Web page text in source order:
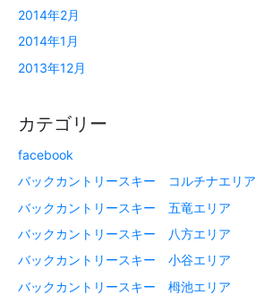
2014年2月
2014年1月
2013年12月
カテゴリー
facebook
バックカントリースキー コルチナエリア
バックカントリースキー 五竜エリア
バックカントリースキー 八方エリア
バックカントリースキー 小谷エリア
バックカントリースキー 栂池エリア